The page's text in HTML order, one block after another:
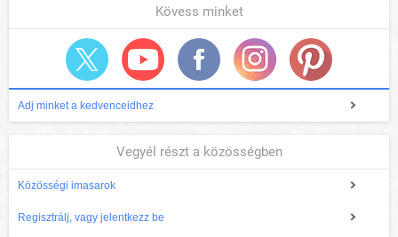
Kövess minket
Adj minket a kedvenceidhez
Vegyél részt a közösségben
Közösségi imasarok
Regisztrálj, vagy jelentkezz be